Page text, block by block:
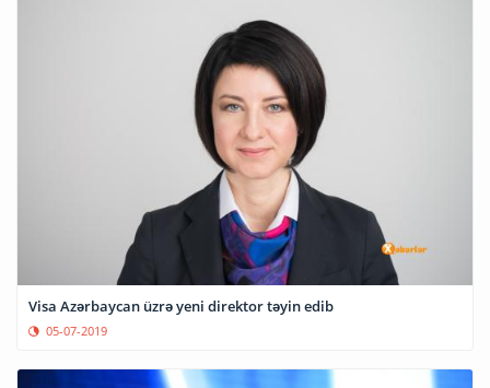
Visa Azərbaycan üzrə yeni direktor təyin edib
05-07-2019